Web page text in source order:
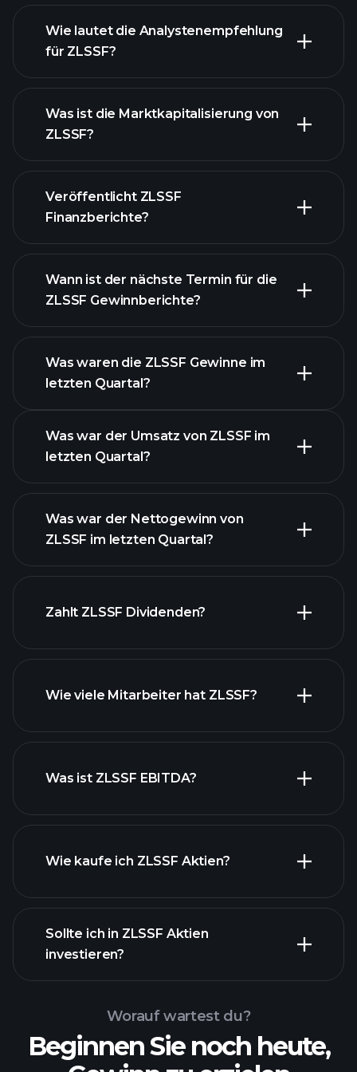
ZLSSF Diagramm
Wie lautet die Analystenempfehlung
für ZLSSF?
Was ist die Marktkapitalisierung von
ZLSSF?
unsere Liste der Aktien
Veröffentlicht ZLSSF
Finanzberichte?
Finanzberichte von
ZLSSF
Wann ist der nächste Termin für die
ZLSSF Gewinnberichte?
Was waren die ZLSSF Gewinne im
letzten Quartal?
ZLSSF Gewinnen
Was war der Umsatz von ZLSSF im
letzten Quartal?
Was war der Nettogewinn von
ZLSSF im letzten Quartal?
finanzielle Berichte ZLSSF
Zahlt ZLSSF Dividenden?
Wie viele Mitarbeiter hat ZLSSF?
Was ist ZLSSF EBITDA?
Wie kaufe ich ZLSSF Aktien?
Sollte ich in ZLSSF Aktien
investieren?
Worauf wartest du?
Beginnen Sie noch heute,